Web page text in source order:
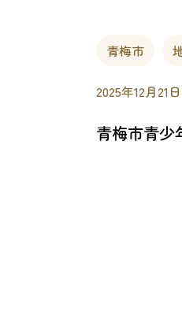
青梅市
2025年12月21
青梅市青